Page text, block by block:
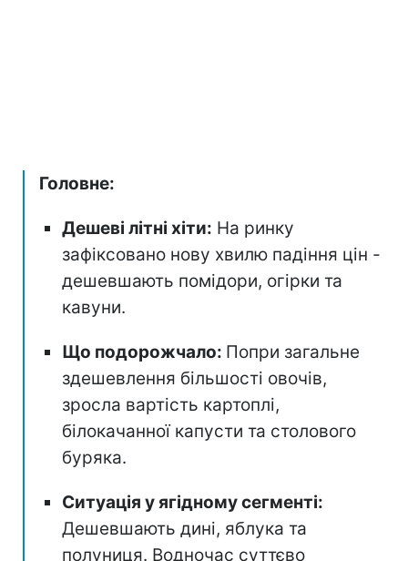
Головне:
Дешеві літні хіти: На ринку
зафіксовано нову хвилю падіння цін -
дешевшають помідори, огірки та
кавуни.
Що подорожчало: Попри загальне
здешевлення більшості овочів,
зросла вартість картоплі,
білокачанної капусти та столового
буряка.
Ситуація у ягідному сегменті:
Дешевшають дині, яблука та
полуниця. Водночас суттєво